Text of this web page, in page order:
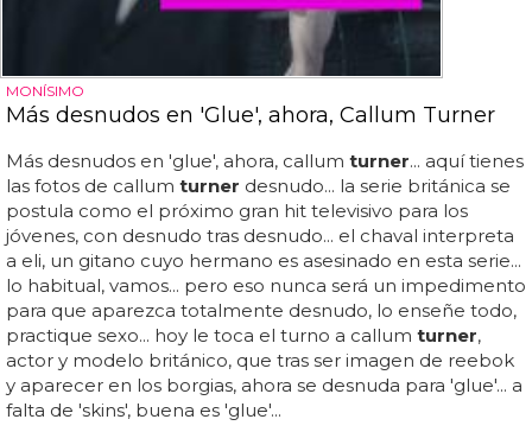
MONÍSIMO
Más desnudos en 'Glue', ahora, Callum Turner
Más desnudos en 'glue', ahora, callum turner... aquí tienes
las fotos de callum turner desnudo... la serie británica se
postula como el próximo gran hit televisivo para los
jóvenes, con desnudo tras desnudo... el chaval interpreta
a eli, un gitano cuyo hermano es asesinado en esta serie...
lo habitual, vamos... pero eso nunca será un impedimento
para que aparezca totalmente desnudo, lo enseñe todo,
practique sexo... hoy le toca el turno a callum turner,
actor y modelo británico, que tras ser imagen de reebok
y aparecer en los borgias, ahora se desnuda para 'glue'... a
falta de 'skins', buena es 'glue'...